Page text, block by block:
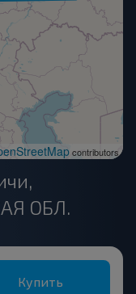
contributors
ОБЛ.
Купить